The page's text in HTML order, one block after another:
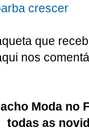
crescer
que
nos
Moda no
todas as